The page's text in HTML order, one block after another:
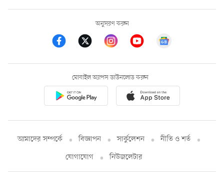
অনুসরণ করুন
মোবাইল অ্যাপস ডাউনলোড করুন
আমাদের সম্পর্কে বিজ্ঞাপন সার্কুলেশন
নীতি ও শর্ত
যোগাযোগ
নিউজলেটার